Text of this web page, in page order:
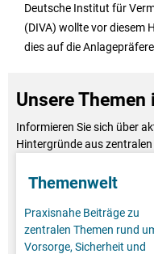
Deutsche Institut für
(DIVA) wollte vor diesem
dies auf die
Unsere
Informieren Sie sich über
Hintergründe aus
Themenwelt
Praxisnahe Beiträge zu
zentralen Themen rund
Vorsorge, Sicherheit und